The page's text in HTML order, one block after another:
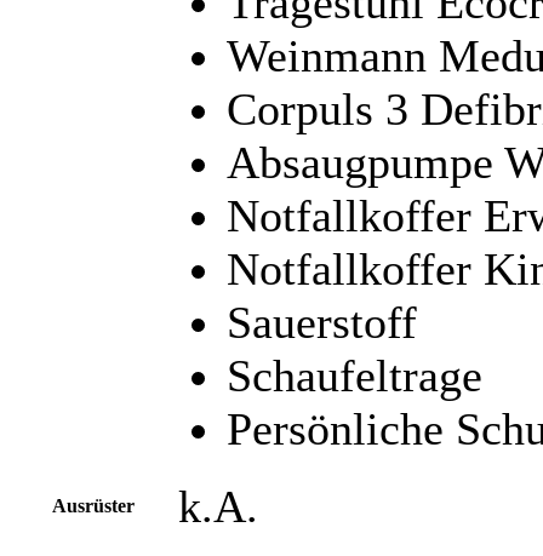
Weinmann
Corpuls 3
Absaugpumpe
Notfallkoffer
Notfallkoffer
Sauerstoff
Schaufeltrage
Persönliche
Ausrüster k.A.